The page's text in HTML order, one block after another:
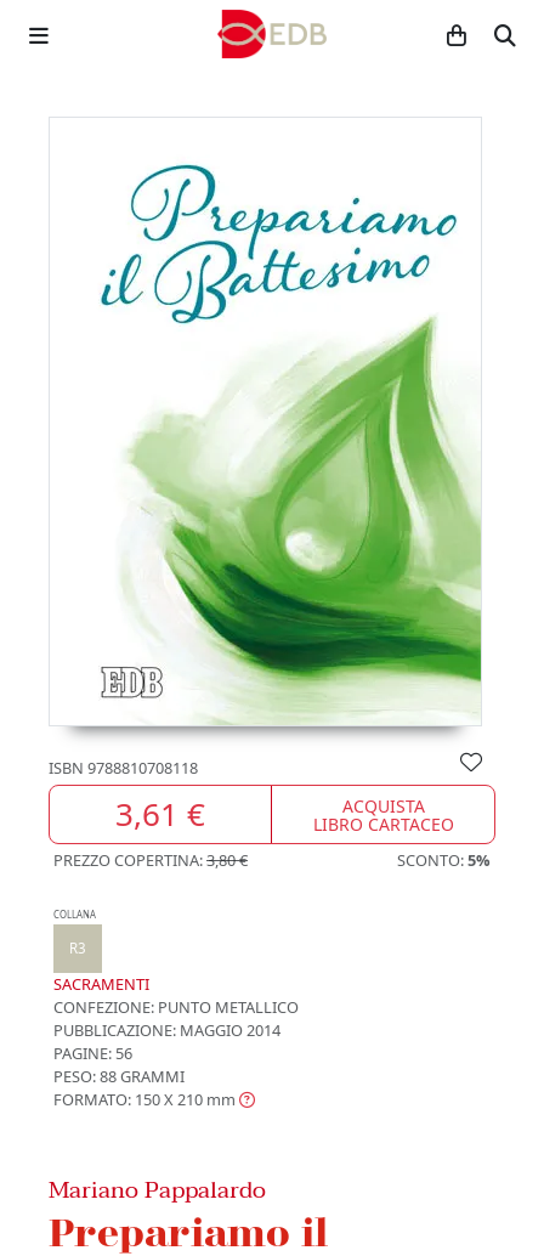
ISBN 9788810708118
3,61 € ACQUISTA
LIBRO CARTACEO
PREZZO COPERTINA:3,80 € SCONTO:5%
COLLANA
R3
SACRAMENTI
CONFEZIONE: PUNTO METALLICO
PUBBLICAZIONE: MAGGIO 2014
PAGINE: 56
PESO: 88 GRAMMI
FORMATO: 150 X 210 mm
Mariano Pappalardo
Prepariamo il